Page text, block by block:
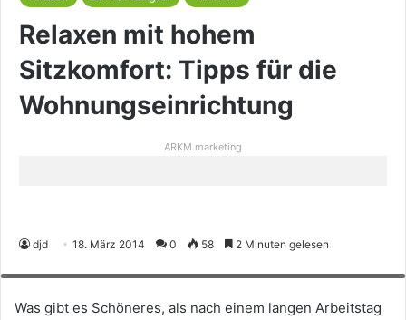
Relaxen mit hohem
Sitzkomfort: Tipps für die
Wohnungseinrichtung
ARKM.marketing
djd 18. März 2014 0 58 2 Minuten gelesen
lassen sich ganz nach den eigenen Wünschen einstellen. Foto: djd/ADA
Was gibt es Schöneres, als nach einem langen Arbeitstag